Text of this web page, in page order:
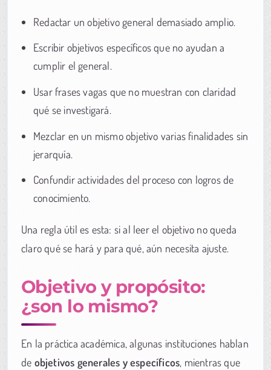
Redactar un objetivo general demasiado amplio.
Escribir objetivos específicos que no ayudan a
cumplir el general.
Usar frases vagas que no muestran con claridad
qué se investigará.
Mezclar en un mismo objetivo varias finalidades sin
jerarquía.
Confundir actividades del proceso con logros de
conocimiento.
Una regla útil es esta: si al leer el objetivo no queda
claro qué se hará y para qué, aún necesita ajuste.
Objetivo y propósito:
¿son lo mismo?
En la práctica académica, algunas instituciones hablan
de objetivos generales y específicos, mientras que